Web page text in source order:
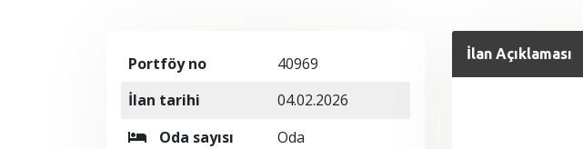
Portföy no
40969
İlan tarihi
04.02.2026
Oda sayısı
Oda
İlan Açıklaması